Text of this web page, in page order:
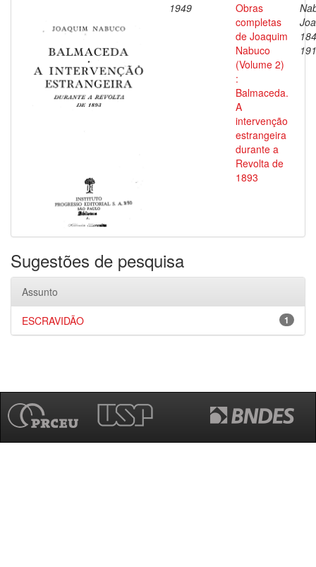
1949
Obras
completas
de Joaquim
Nabuco
(Volume 2)
:
Balmaceda.
A
intervenção
estrangeira
durante a
Revolta de
1893
Sugestões de pesquisa
Assunto
1
ESCRAVIDÃO